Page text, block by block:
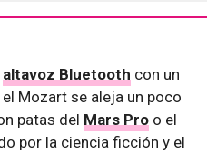
altavoz Bluetooth con un
Mozart se aleja un poco
patas del Mars Pro o el
por la ciencia ficción y el